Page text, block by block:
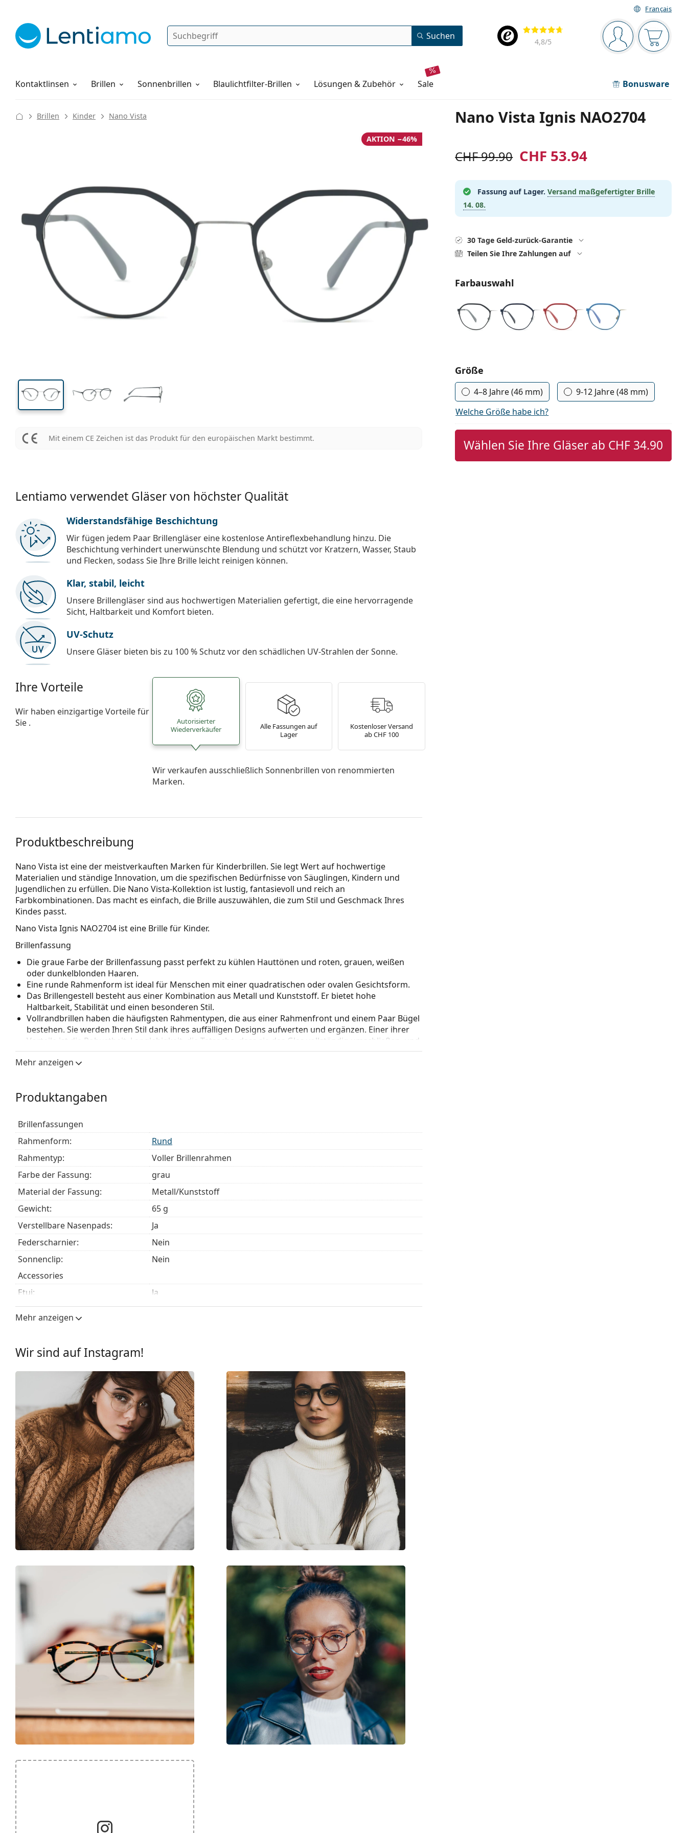
Français
Navigationsleiste
Sie sind Der
Bewertung
4,8/5
Suche Suchen
Kontaktlinsen
Pflegemittel Brillen Sonnenbrillen Blaulichtfilter-Brillen Lösungen & Zubehör sale Bonusware
Alles über den Einkauf
Nano Vista Ignis NAO2704
Brillen Kinder Nano Vista
AKTION −46%
Mit einem CE Zeichen ist das Produkt für den europäischen Markt bestimmt.
CHF 99.90 CHF 53.94
Fassung auf Lager. Versand maßgefertigter Brille
14. 08.
30 Tage Geld-zurück-Garantie
Teilen Sie Ihre Zahlungen auf
Farbauswahl
Parameter wählen
Größe
4–8 Jahre (46 mm)
9-12 Jahre (48 mm)
Welche Größe habe ich?
Wählen Sie Ihre Gläser ab CHF 34.90
Lentiamo verwendet Gläser von höchster Qualität
Widerstandsfähige Beschichtung
Wir fügen jedem Paar Brillengläser eine kostenlose Antireflexbehandlung hinzu. Die
Beschichtung verhindert unerwünschte Blendung und schützt vor Kratzern, Wasser, Staub
und Flecken, sodass Sie Ihre Brille leicht reinigen können.
Klar, stabil, leicht
Unsere Brillengläser sind aus hochwertigen Materialien gefertigt, die eine hervorragende
Sicht, Haltbarkeit und Komfort bieten.
UV-Schutz
Unsere Gläser bieten bis zu 100 % Schutz vor den schädlichen UV-Strahlen der Sonne.
Ihre Vorteile
Wir haben einzigartige Vorteile für
Sie .
Autorisierter
Wiederverkäufer
Alle Fassungen auf
Lager
Kostenloser Versand
ab CHF 100
Wir verkaufen ausschließlich Sonnenbrillen von renommierten
Marken.
Produktbeschreibung
Nano Vista ist eine der meistverkauften Marken für Kinderbrillen. Sie legt Wert auf hochwertige
Materialien und ständige Innovation, um die spezifischen Bedürfnisse von Säuglingen, Kindern und
Jugendlichen zu erfüllen. Die Nano Vista-Kollektion ist lustig, fantasievoll und reich an
Farbkombinationen. Das macht es einfach, die Brille auszuwählen, die zum Stil und Geschmack Ihres
Kindes passt.
Nano Vista Ignis NAO2704 ist eine Brille für Kinder.
Brillenfassung
Die graue Farbe der Brillenfassung passt perfekt zu kühlen Hauttönen und roten, grauen, weißen
oder dunkelblonden Haaren.
Eine runde Rahmenform ist ideal für Menschen mit einer quadratischen oder ovalen Gesichtsform.
Das Brillengestell besteht aus einer Kombination aus Metall und Kunststoff. Er bietet hohe
Haltbarkeit, Stabilität und einen besonderen Stil.
Vollrandbrillen haben die häufigsten Rahmentypen, die aus einer Rahmenfront und einem Paar Bügel
bestehen. Sie werden Ihren Stil dank ihres auffälligen Designs aufwerten und ergänzen. Einer ihrer
Vorteile ist die Robustheit, Langlebigkeit, die Tatsache, dass sie das Glas vollständig umschließen, und
vor allem ihr Schutz vor Beschädigungen. Dieser Rahmentyp ist für alle Gläser geeignet, auch für
Gläser mit höherer optischer Leistung.
Anpassung der Nasenpads sollte immer von einem erfahrenen Optiker vorgenommen werden, um
Beschädigungen oder Brüche durch unsachgemäße Behandlung zu vermeiden.
Zubehör
Wir liefern die Brille in ihrem Original-Etui. Die Farbe des Etuis und sein Design können variieren.
Das mitgelieferte Tuch ist zum Reinigen und Pflegen von Brillen geeignet. Einige Modelle können mit
einem Stoffbeutel anstelle eines Tuchs geliefert werden.
Entdecken Sie das gesamte Sortiment derBrillen, um weitere Modelle zu finden, oder nutzen Sie
unseren Brillen-Ratgeber
, wenn Sie Hilfe bei der Auswahl benötigen.
Es ist ein Medizinprodukt. Lesen Sie vor dem Gebrauch die Anleitung.
Mehr anzeigen
Produktangaben
Brillenfassungen
Rahmenform:
Rund
Rahmentyp:
Voller Brillenrahmen
Farbe der Fassung:
grau
Material der Fassung:
Metall/Kunststoff
Gewicht:
65 g
Verstellbare Nasenpads:
Ja
Federscharnier:
Nein
Sonnenclip:
Nein
Accessories
Etui:
Ja
Reinigungstuch:
Ja
Kategorie:
Nano Vista
Mehr anzeigen
Wir sind auf Instagram!